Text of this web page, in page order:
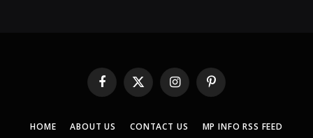
Facebook
X
(Twitter)
InstagramPinterest
HOME ABOUT US CONTACT US MP INFO RSS FEED